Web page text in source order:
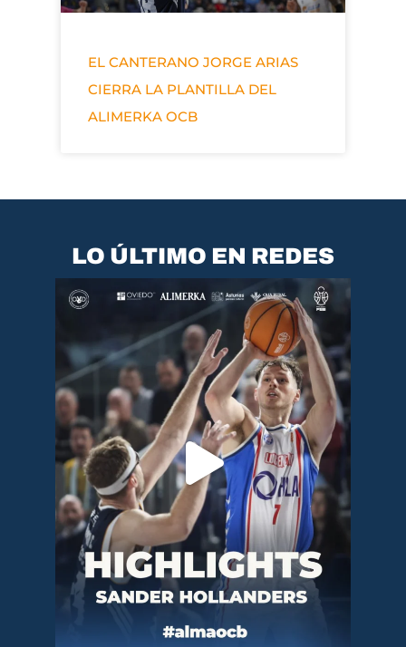
EL CANTERANO JORGE ARIAS
CIERRA LA PLANTILLA DEL
ALIMERKA OCB
LO ÚLTIMO EN REDES